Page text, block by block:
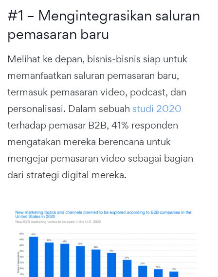
#1 – Mengintegrasikan saluran
pemasaran baru
Melihat ke depan, bisnis-bisnis siap untuk
memanfaatkan saluran pemasaran baru,
termasuk pemasaran video, podcast, dan
personalisasi. Dalam sebuah studi 2020
terhadap pemasar B2B, 41% responden
mengatakan mereka berencana untuk
mengejar pemasaran video sebagai bagian
dari strategi digital mereka.